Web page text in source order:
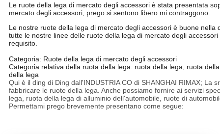
Le ruote della lega di mercato degli accessori è stata presentata
mercato degli accessori, prego si sentono libero mi contraggono.
Le nostre ruote della lega di mercato degli accessori è buone
tutte le nostre linee delle ruote della lega di mercato degli
requisito.
Categoria: Ruote della lega di mercato degli accessori
Categoria relativa della ruota della lega: ruota della lega, ruota
della lega
Qui è il ding di Ding dall'INDUSTRIA CO di SHANGHAI RIMAX; La
fabbricare le ruote della lega. Anche possiamo fornire ai servizi
lega, ruota della lega di alluminio dell'automobile, ruote di
Permettami prego brevemente presentano come segue: